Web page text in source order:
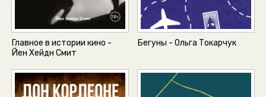
Главное в истории кино -
Йен Хейдн Смит
Бегуны - Ольга Токарчук